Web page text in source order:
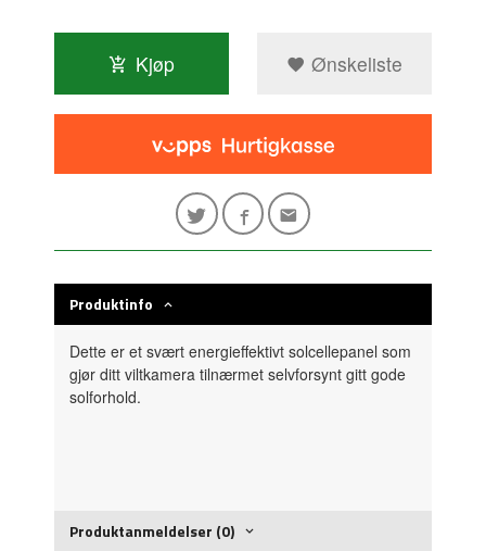
Kjøp Ønskeliste
Produktinfo
Dette er et svært energieffektivt solcellepanel som
gjør ditt viltkamera tilnærmet selvforsynt gitt gode
solforhold.
Produktanmeldelser (0)